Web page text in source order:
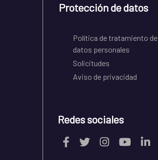
Protección de datos
Política de tratamiento de
datos personales
Solicitudes
Aviso de privacidad
Redes sociales